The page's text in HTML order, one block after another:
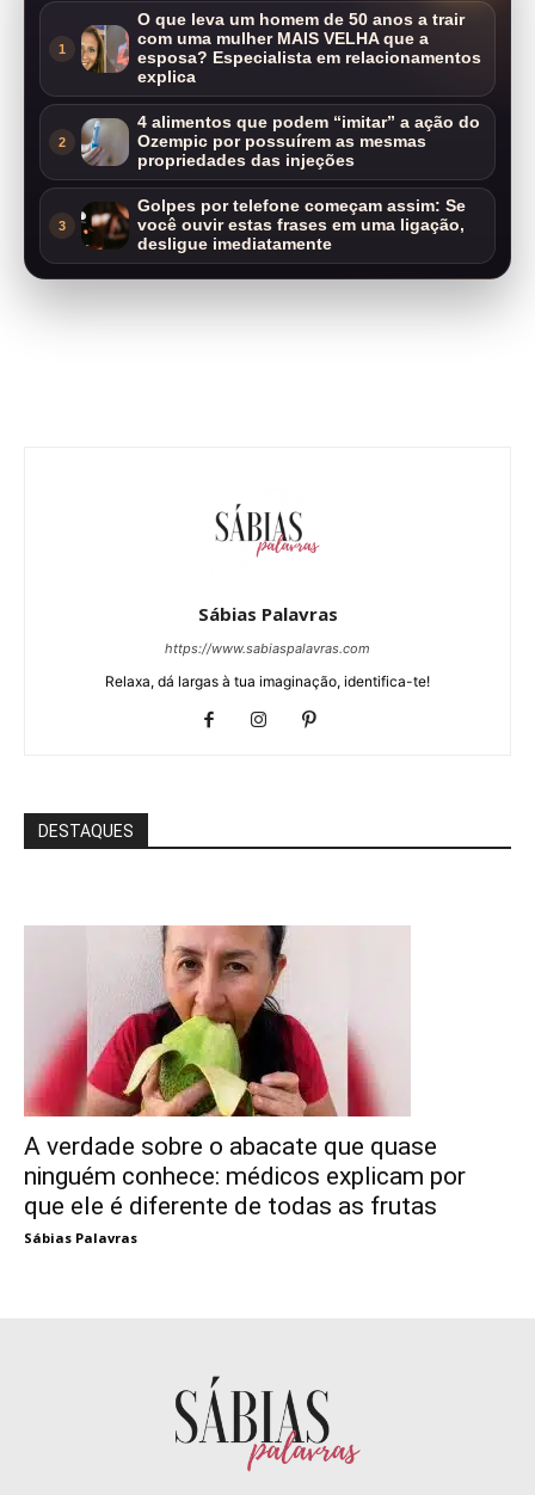
1
O que leva um homem de 50 anos a trair
com uma mulher MAIS VELHA que a
esposa? Especialista em relacionamentos
explica
2
4 alimentos que podem “imitar” a ação do
Ozempic por possuírem as mesmas
propriedades das injeções
3
Golpes por telefone começam assim: Se
você ouvir estas frases em uma ligação,
desligue imediatamente
Sábias Palavras
https://www.sabiaspalavras.com
Relaxa, dá largas à tua imaginação, identifica-te!
DESTAQUES
A verdade sobre o abacate que quase
ninguém conhece: médicos explicam por
que ele é diferente de todas as frutas
Sábias Palavras